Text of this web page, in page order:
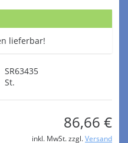
lieferbar!
SR63435
St.
86,66 €
inkl. MwSt. zzgl. Versand